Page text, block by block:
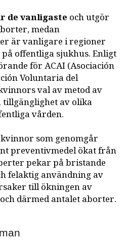
de vanligaste och utgör
medan
är vanligare i regioner
offentliga sjukhus. Enligt
för ACAI (Asociación
Voluntaria del
val av metod av
av olika
vården.
som genomgår
preventivmedel ökat från
pekar på bristande
felaktig användning av
till ökningen av
därmed antalet aborter.